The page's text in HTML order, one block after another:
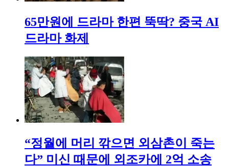
65만원에 드라마 한편 뚝딱? 중국 AI
드라마 화제
“정월에 머리 깎으면 외삼촌이 죽는
다” 미신 때문에 외조카에 2억 소송